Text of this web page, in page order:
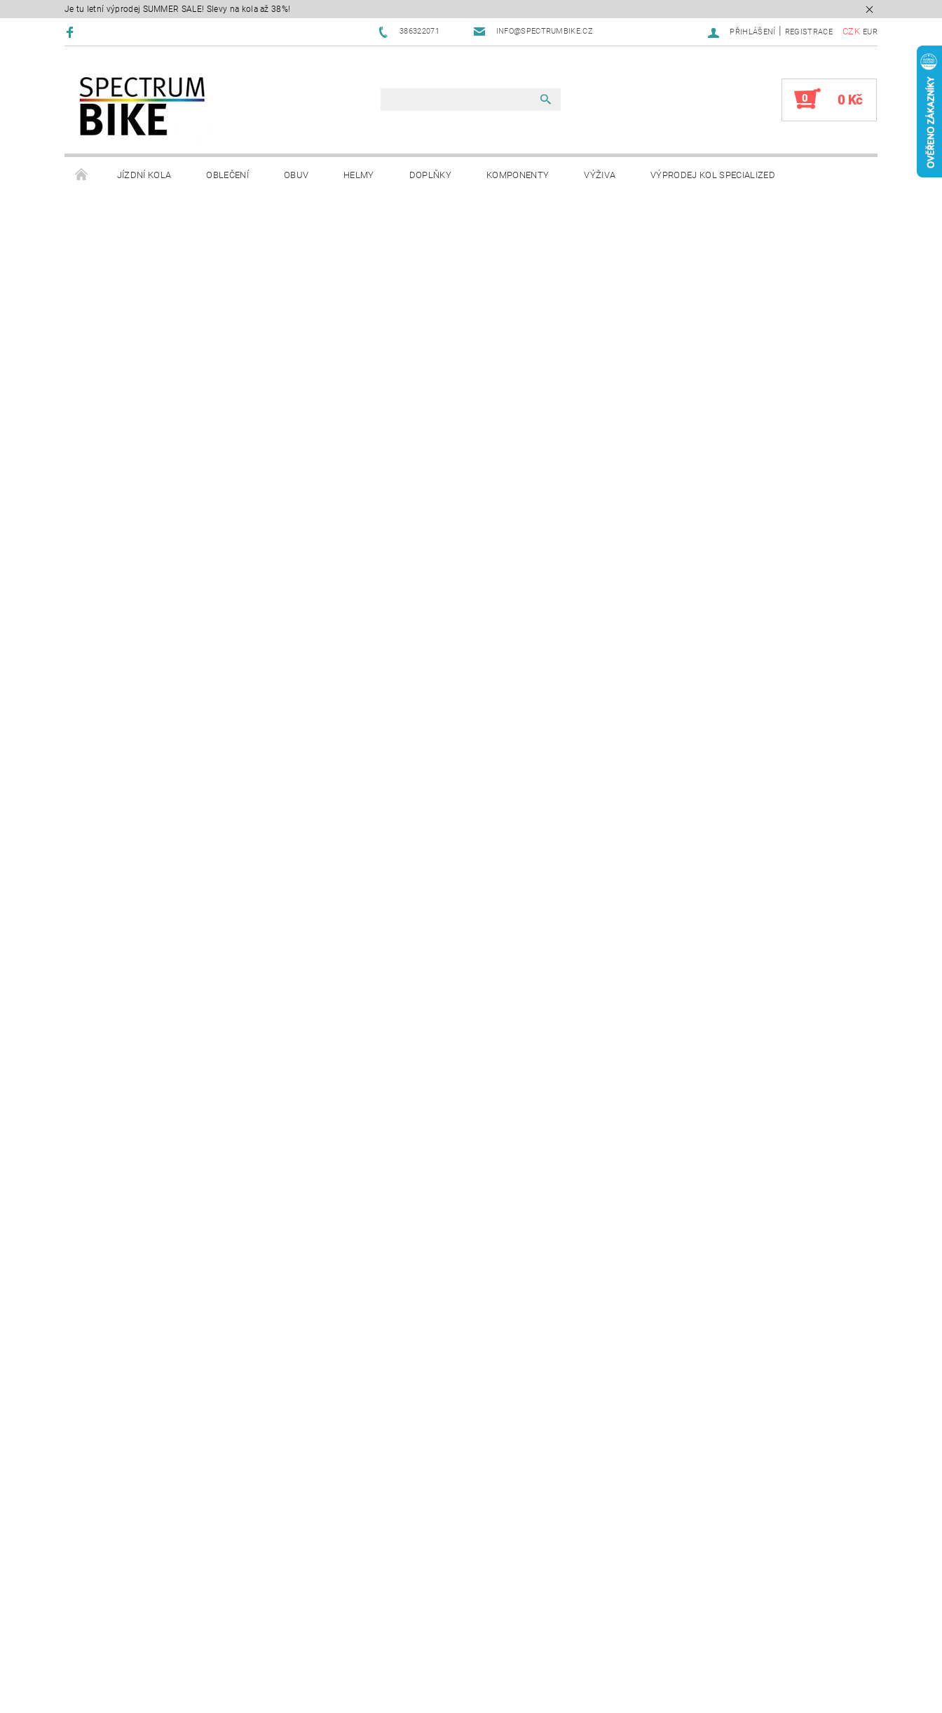
Je tu letní výprodej SUMMER SALE! Slevy na kola až 38%!
386322071 INFO@SPECTRUMBIKE.CZ CZK EUR
PŘIHLÁŠENÍ REGISTRACE
0 0 Kč
JÍZDNÍ KOLA OBLEČENÍ OBUV HELMY DOPLŇKY KOMPONENTY VÝŽIVA VÝPRODEJ KOL SPECIALIZED